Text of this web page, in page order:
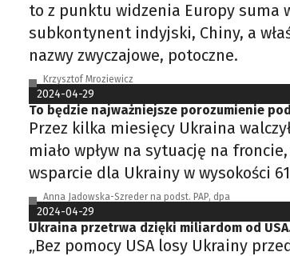
to z punktu widzenia Europy suma
subkontynent indyjski, Chiny, a
nazwy zwyczajowe, potoczne.
Krzysztof Mroziewicz
2024-04-29
To będzie najważniejsze porozumienie
Przez kilka miesięcy Ukraina
miało wpływ na sytuację na
wsparcie dla Ukrainy w wysokości
Anna Jadowska-Szreder na podst. PAP, dpa
2024-04-29
Ukraina przetrwa dzięki miliardom od
„Bez pomocy USA losy Ukrainy